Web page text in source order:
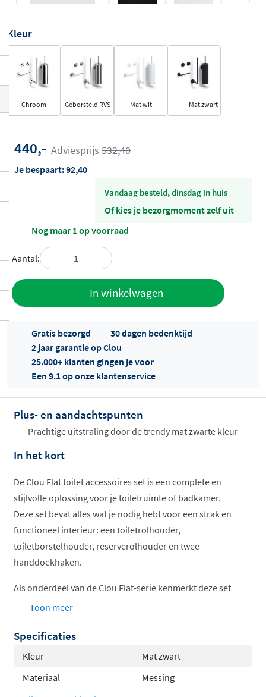
Kleur
Chroom Geborsteld RVS Mat wit Mat zwart
440,- Adviesprijs 532,40
Je bespaart:92,40
vandaag besteld, dinsdag in huis
Of kies je bezorgmoment zelf uit
Nog maar 1 op voorraad
Aantal:
In winkelwagen
Offertes
ophalen...
Gratis bezorgd
30 dagen bedenktijd
2 jaar garantie op Clou
25.000+ klanten gingen je voor
Een 9.1 op onze klantenservice
Plus- en aandachtspunten
Prachtige uitstraling door de trendy mat zwarte kleur
In het kort
De Clou Flat toilet accessoires set is een complete en
stijlvolle oplossing voor je toiletruimte of badkamer.
Deze set bevat alles wat je nodig hebt voor een strak en
functioneel interieur: een toiletrolhouder,
toiletborstelhouder, reserverolhouder en twee
handdoekhaken.
Als onderdeel van de Clou Flat-serie kenmerkt deze set
zich door vlakke oppervlakken, strakke lijnen en
en moderne uitstraling, perfect voor wie houdt van
eenvoud en verfijning.
Verkrijgbaar in vier stijlvolle kleuren
Toon meer
Specificaties
Kleur
Mat zwart
Materiaal
Messing